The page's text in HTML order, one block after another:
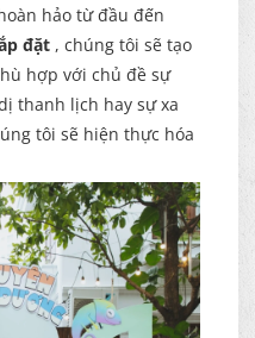
hảo từ đầu đến
đặt , chúng tôi sẽ tạo
hợp với chủ đề sự
thanh lịch hay sự xa
tôi sẽ hiện thực hóa